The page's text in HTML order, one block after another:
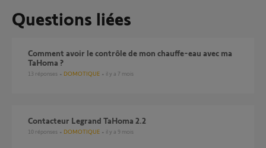
Questions liées
Comment avoir le contrôle de mon chauffe-eau avec ma
TaHoma ?
13 réponses DOMOTIQUE il y a 7 mois
Contacteur Legrand TaHoma 2.2
10 réponses DOMOTIQUE il y a 9 mois